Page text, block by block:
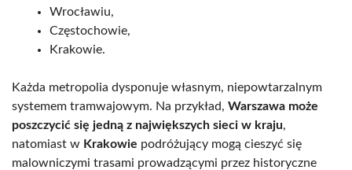
Wrocławiu,
Częstochowie,
Krakowie.
Każda metropolia dysponuje własnym, niepowtarzalnym
systemem tramwajowym. Na przykład, Warszawa może
poszczycić się jedną z największych sieci w kraju,
natomiast w Krakowie podróżujący mogą cieszyć się
malowniczymi trasami prowadzącymi przez historyczne